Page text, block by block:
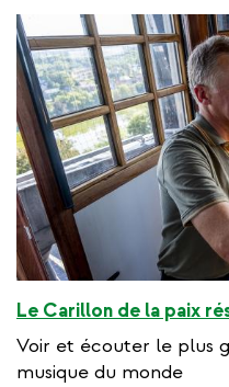
Le Carillon de la paix
Voir et écouter le plus
musique du monde